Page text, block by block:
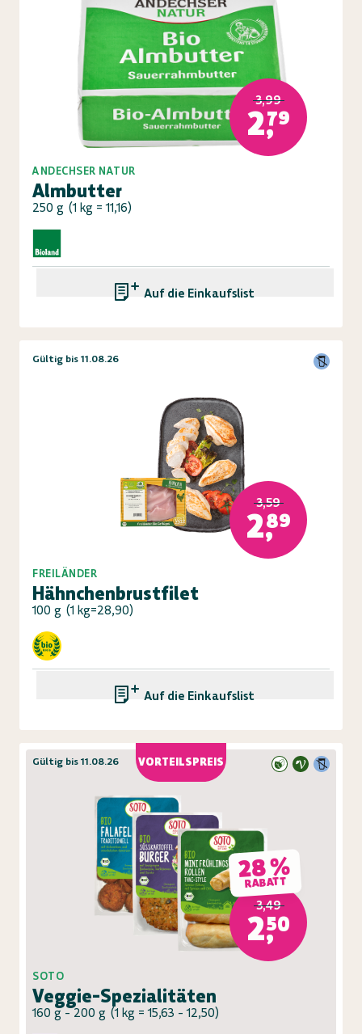
3,99
2,79
ANDECHSER NATUR
Almbutter
250 g (1 kg = 11,16)
Auf die Einkaufsliste
Gültig bis 11.08.26
3,59
2,89
FREILÄNDER
Hähnchenbrustfilet
100 g (1 kg=28,90)
Auf die Einkaufsliste
VORTEILSPREIS
Gültig bis 11.08.26
28 %
RABATT
3,49
2,50
SOTO
Veggie-Spezialitäten
160 g - 200 g (1 kg = 15,63 - 12,50)